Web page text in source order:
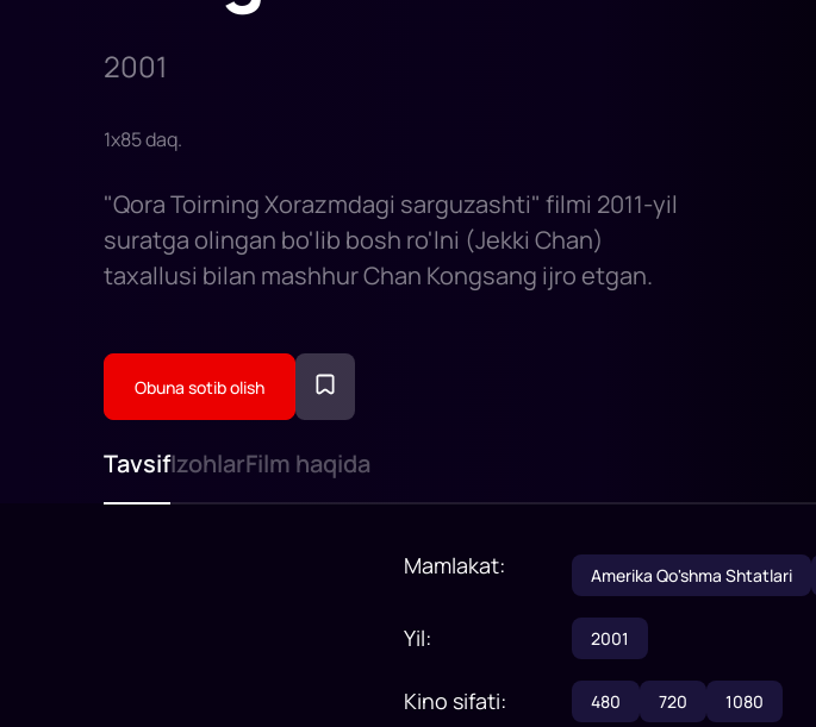
2001
1x85daq.
"Qora Toirning Xorazmdagi sarguzashti" filmi 2011-yil
suratga olingan bo'lib bosh ro'lni (Jekki Chan)
taxallusi bilan mashhur Chan Kongsang ijro etgan.
Obuna sotib olish
TavsifIzohlarFilm haqida
Mamlakat: Amerika Qo'shma Shtatlari
Yil: 2001
Kino sifati: 480 720 1080